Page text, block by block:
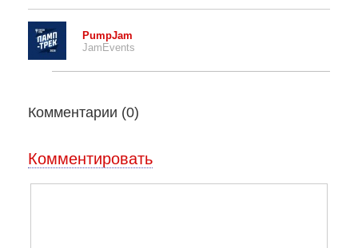
PumpJam
JamEvents
Комментарии (0)
Комментировать